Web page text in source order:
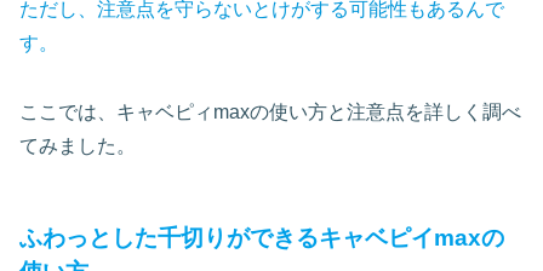
ただし、注意点を守らないとけがする可能性もあるんで
す。
ここでは、キャベピィmaxの使い方と注意点を詳しく調べ
てみました。
ふわっとした千切りができるキャベピイmaxの